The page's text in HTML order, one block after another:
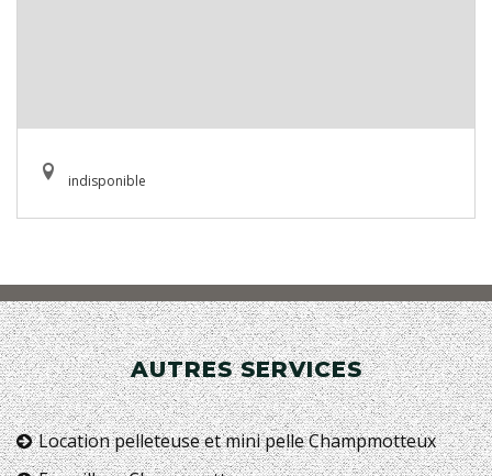
indisponible
AUTRES SERVICES
Location pelleteuse et mini pelle Champmotteux